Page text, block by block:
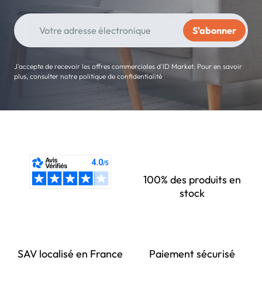
J'accepte de recevoir les offres commerciales d'ID Market. Pour en savoir
plus, consulter notre politique de confidentialité
100% des produits en
stock
SAV localisé en France Paiement sécurisé